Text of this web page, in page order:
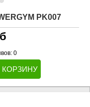
PK007
0